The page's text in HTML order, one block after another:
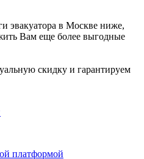
эвакуатора в Москве ниже,
Вам еще более выгодные
скидку и гарантируем